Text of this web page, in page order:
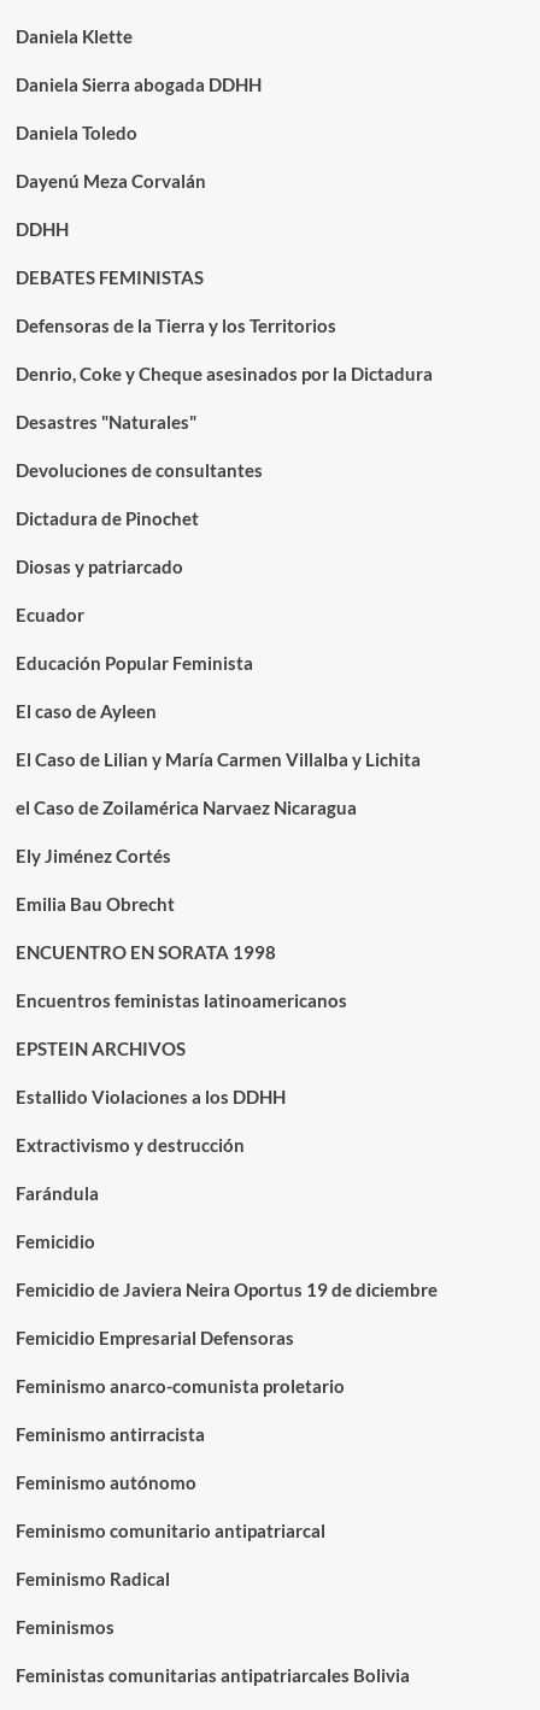
Daniela Klette
Daniela Sierra abogada DDHH
Daniela Toledo
Dayenú Meza Corvalán
DDHH
DEBATES FEMINISTAS
Defensoras de la Tierra y los Territorios
Denrio, Coke y Cheque asesinados por la Dictadura
Desastres "Naturales"
Devoluciones de consultantes
Dictadura de Pinochet
Diosas y patriarcado
Ecuador
Educación Popular Feminista
El caso de Ayleen
El Caso de Lilian y María Carmen Villalba y Lichita
el Caso de Zoilamérica Narvaez Nicaragua
Ely Jiménez Cortés
Emilia Bau Obrecht
ENCUENTRO EN SORATA 1998
Encuentros feministas latinoamericanos
EPSTEIN ARCHIVOS
Estallido Violaciones a los DDHH
Extractivismo y destrucción
Farándula
Femicidio
Femicidio de Javiera Neira Oportus 19 de diciembre
Femicidio Empresarial Defensoras
Feminismo anarco-comunista proletario
Feminismo antirracista
Feminismo autónomo
Feminismo comunitario antipatriarcal
Feminismo Radical
Feminismos
Feministas comunitarias antipatriarcales Bolivia